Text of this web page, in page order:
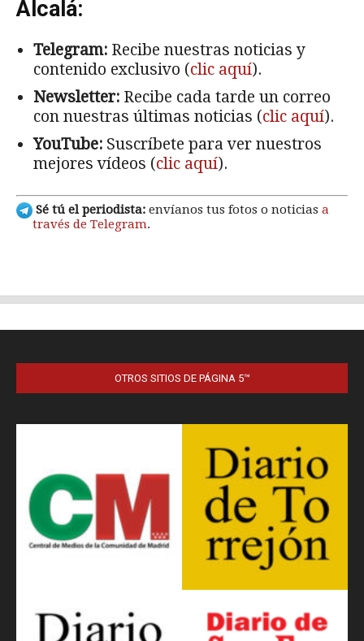
OTROS SITIOS DE PÁGINA 5™